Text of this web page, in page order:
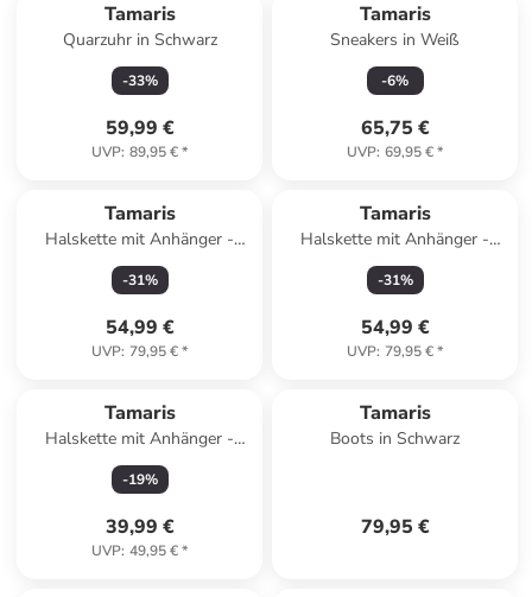
Tamaris
Quarzuhr in Schwarz
-33%
59,99 €
UVP: 89,95 €*
Tamaris
Sneakers in Weiß
-6%
65,75 €
UVP: 69,95 €*
Tamaris
Halskette mit Anhänger -
(L)50 cm
-31%
54,99 €
UVP: 79,95 €*
Tamaris
Halskette mit Anhänger -
(L)50 cm
-31%
54,99 €
UVP: 79,95 €*
Tamaris
Halskette mit Anhänger -
(L)45 cm
-19%
39,99 €
UVP: 49,95 €*
Tamaris
Boots in Schwarz
79,95 €